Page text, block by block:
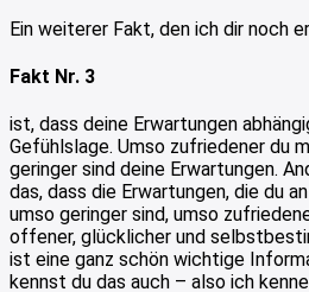
Ein weiterer Fakt, den ich dir noch
Fakt Nr. 3
ist, dass deine Erwartungen
Gefühlslage. Umso zufriedener du
geringer sind deine Erwartungen.
das, dass die Erwartungen, die du
umso geringer sind, umso
offener, glücklicher und
ist eine ganz schön wichtige
kennst du das auch – also ich